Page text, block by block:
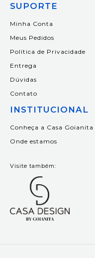
SUPORTE
Minha Conta
Meus Pedidos
Política de Privacidade
Entrega
Dúvidas
Contato
INSTITUCIONAL
Conheça a Casa Goianita
Onde estamos
Visite também: